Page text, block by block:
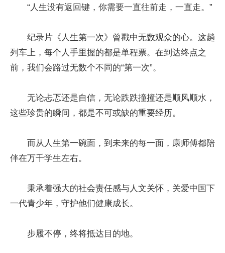
“人生没有返回键，你需要一直往前走，一直走。”
纪录片《人生第一次》曾戳中无数观众的心。这趟
列车上，每个人手里握的都是单程票。在到达终点之
前，我们会路过无数个不同的“第一次”。
无论忐忑还是自信，无论跌跌撞撞还是顺风顺水，
这些珍贵的瞬间，都是不可或缺的重要经历。
而从人生第一碗面，到未来的每一面，康师傅都陪
伴在万千学生左右。
秉承着强大的社会责任感与人文关怀，关爱中国下
一代青少年，守护他们健康成长。
步履不停，终将抵达目的地。